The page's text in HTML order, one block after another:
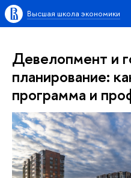
Высшая школа экономики
Девелопмент и
планирование:
программа и